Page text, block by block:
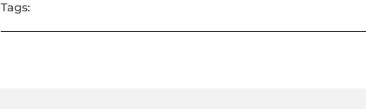
Tags: